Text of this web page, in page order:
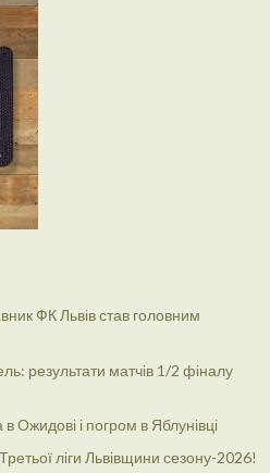
ФК Львів став головним
результати матчів 1/2 фіналу
Ожидові і погром в Яблунівці
ліги Львівщини сезону-2026!